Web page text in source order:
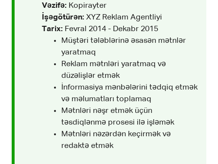
Vəzifə: Kopirayter
İşəgötürən: XYZ Reklam Agentliyi
Tarix: Fevral 2014 - Dekabr 2015
Müştəri tələblərinə əsasən mətnlər
yaratmaq
Reklam mətnləri yaratmaq və
düzəlişlər etmək
İnformasiya mənbələrini tədqiq etmək
və məlumatları toplamaq
Mətnləri nəşr etmək üçün
təsdiqlənmə prosesi ilə işləmək
Mətnləri nəzərdən keçirmək və
redaktə etmək